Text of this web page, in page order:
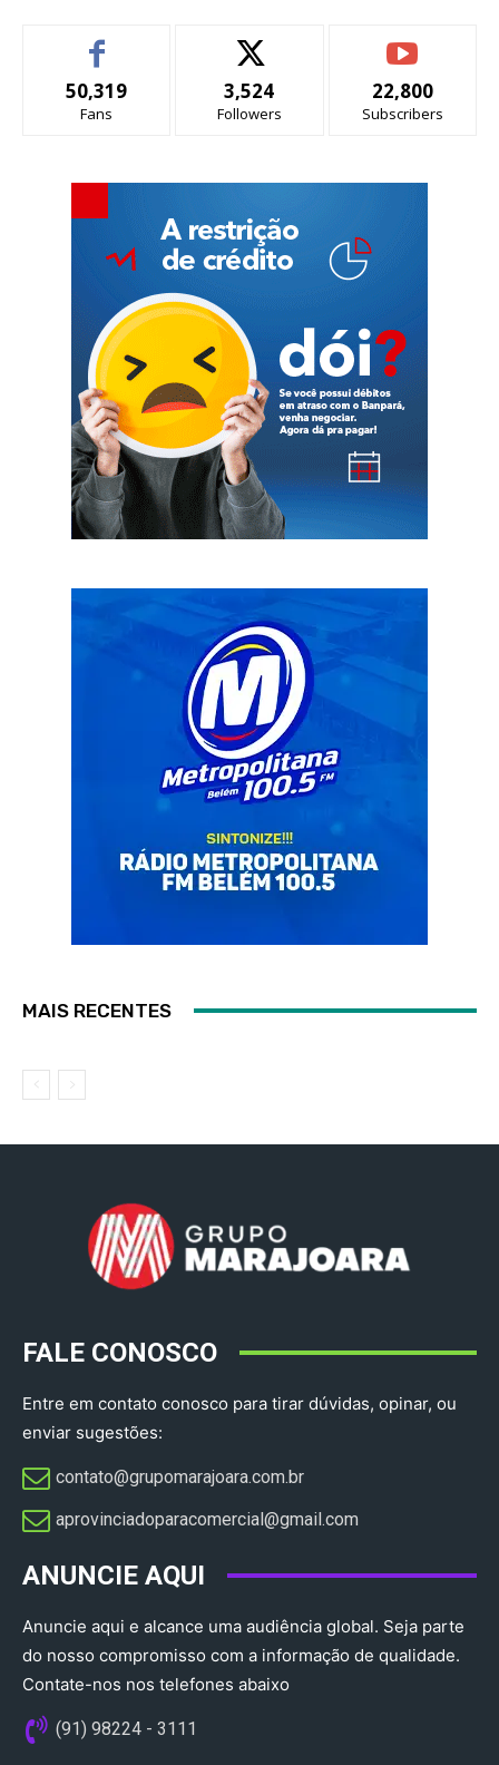
50,319
Fans
3,524
Followers
22,800
Subscribers
MAIS RECENTES
FALE CONOSCO
Entre em contato conosco para tirar dúvidas, opinar, ou
enviar sugestões:
contato@grupomarajoara.com.br
aprovinciadoparacomercial@gmail.com​
ANUNCIE AQUI
Anuncie aqui e alcance uma audiência global. Seja parte
do nosso compromisso com a informação de qualidade.
Contate-nos nos telefones abaixo
(91) 98224 - 3111